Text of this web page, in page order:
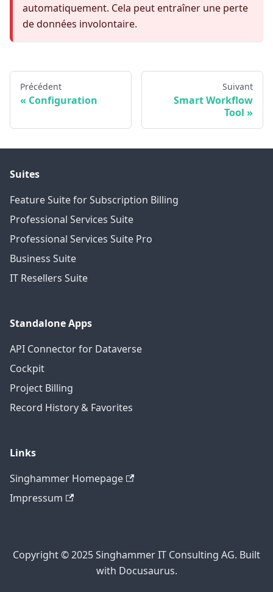
automatiquement. Cela peut entraîner une perte
de données involontaire.
Précédent
Configuration
Suivant
Smart Workflow
Tool
Suites
Feature Suite for Subscription Billing
Professional Services Suite
Professional Services Suite Pro
Business Suite
IT Resellers Suite
Standalone Apps
API Connector for Dataverse
Cockpit
Project Billing
Record History & Favorites
Links
Singhammer Homepage
Impressum
Copyright © 2025 Singhammer IT Consulting AG. Built
with Docusaurus.